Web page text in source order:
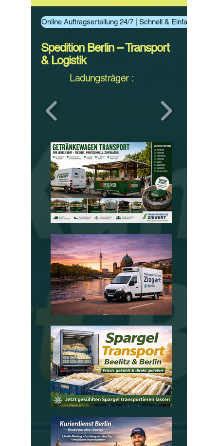
Online Auftragserteilung 24/7 | Schnell & Einfach
Spedition Berlin – Transport
& Logistik
Ladungsträger :